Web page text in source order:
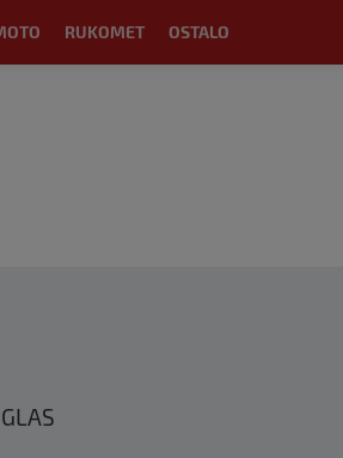
RUKOMET OSTALO